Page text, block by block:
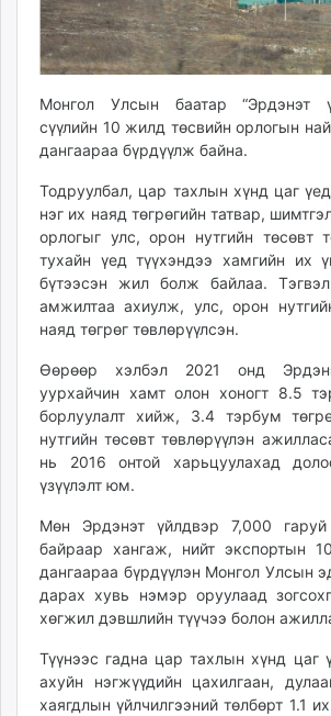
zarig.mn
today.mn
zuv.mn
mminfo.mn
ugluu.mn
urlag.mn
asu.mn
shudarga.mn
shuurhai.mn
unuudur.mn
isee.mn
mglradio.com
fact.mn
itoim.mn
tumen.mn
shuum.mn
times.mn
mass.mn
unegui.mn
assa.mn
toim.mn
paparazzi.mn
unread.today
Монгол Улсын баатар “Эрдэнэт
сүүлийн 10 жилд төсвийн орлогын
дангаараа бүрдүүлж байна.
Тодруулбал, цар тахлын хүнд цаг
нэг их наяд төгрөгийн татвар,
орлогыг улс, орон нутгийн төсөвт
тухайн үед түүхэндээ хамгийн их
бүтээсэн жил болж байлаа.
амжилтаа ахиулж, улс, орон
наяд төгрөг төвлөрүүлсэн.
Өөрөөр хэлбэл 2021 онд
уурхайчин хамт олон хоногт 8.5
борлуулалт хийж, 3.4 тэрбум
нутгийн төсөвт төвлөрүүлэн
нь 2016 онтой харьцуулахад
үзүүлэлт юм.
Мөн Эрдэнэт үйлдвэр 7,000
байраар хангаж, нийт экспортын
дангаараа бүрдүүлэн Монгол Улсын
дарах хувь нэмэр оруулаад
хөгжил дэвшлийн түүчээ болон
Түүнээс гадна цар тахлын хүнд цаг
ахуйн нэгжүүдийн цахилгаан,
хаягдлын үйлчилгээний төлбөрт 1.1